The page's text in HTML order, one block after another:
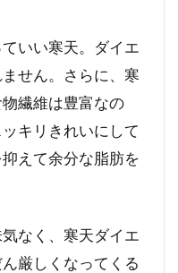
いい寒天。ダイエ
せん。さらに、寒
繊維は豊富なの
キリきれいにして
えて余分な脂肪を
なく、寒天ダイエ
厳しくなってくる